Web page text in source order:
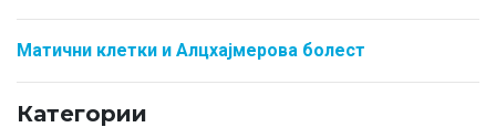
Матични клетки и Алцхајмерова болест
Категории